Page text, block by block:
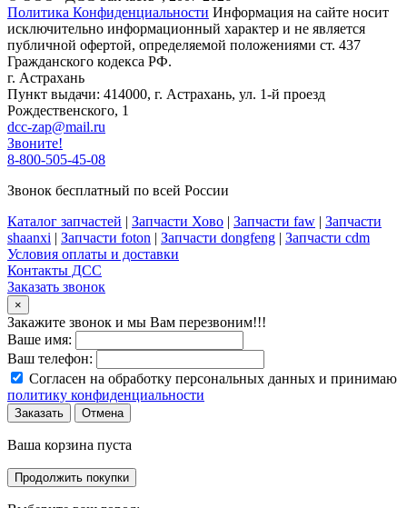
Политика Конфиденциальности Информация на сайте носит
исключительно информационный характер и не является
публичной офертой, определяемой положениями ст. 437
Гражданского кодекса РФ.
г. Астрахань
Пункт выдачи: 414000, г. Астрахань, ул. 1-й проезд
Рождественского, 1
dcc-zap@mail.ru
Звоните!
8-800-505-45-08
Звонок бесплатный по всей России
Каталог запчастей | Запчасти Хово | Запчасти faw | Запчасти
shaanxi | Запчасти foton | Запчасти dongfeng | Запчасти cdm
Условия оплаты и доставки
Контакты ДСС
Заказать звонок
×
Закажите звонок и мы Вам перезвоним!!!
Ваше имя:
Ваш телефон:
Согласен на обработку персональных данных и принимаю
политику конфиденциальности
Заказать Отмена
Ваша корзина пуста
Продолжить покупки